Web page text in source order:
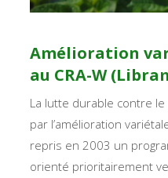
Amélioration
au CRA-W
La lutte durable contre
par l’amélioration
repris en 2003 un
orienté prioritairement